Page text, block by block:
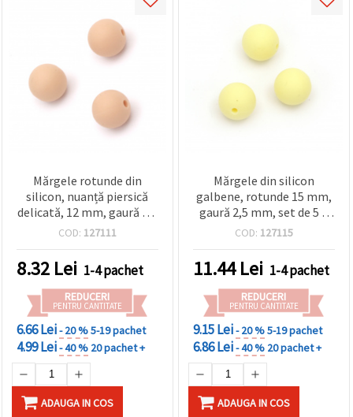
Mărgele rotunde din
silicon, nuanță piersică
delicată, 12 mm, gaură 2,5
mm – set 5 bucăți
handmade și proiecte DIY
creative
COD: 127111
8.32 Lei 1-4 pachet
REDUCERI
PENTRU CANTITATE
6.66 Lei- 20 %5-19 pachet
4.99 Lei- 40 % 20 pachet +
ADAUGA IN COS
Mărgele din silicon
galbene, rotunde 15 mm,
gaură 2,5 mm, set de 5 –
pentru bijuterii, brățări,
brelocuri
COD: 127115
11.44Lei 1-4 pachet
REDUCERI
PENTRU CANTITATE
9.15 Lei- 20 %5-19 pachet
6.86 Lei- 40 % 20 pachet +
ADAUGA IN COS